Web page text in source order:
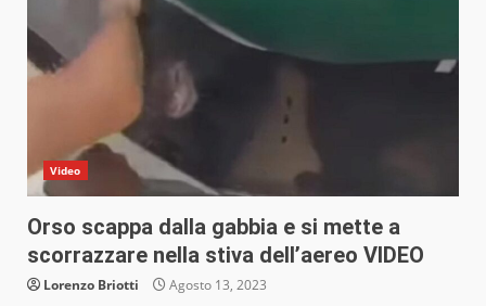
Video
Orso scappa dalla gabbia e si mette a
scorrazzare nella stiva dell’aereo VIDEO
Lorenzo Briotti Agosto 13, 2023